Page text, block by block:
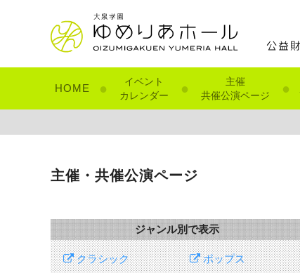
HOME ●
イベント
カレンダー
●
主催
共催公演ページ
●
主催・共催公演ページ
ジャンル別で表示
クラシック
ポップス